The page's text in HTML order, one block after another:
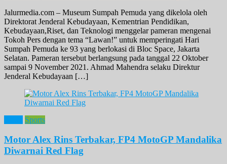
Jalurmedia.com – Museum Sumpah Pemuda yang dikelola oleh
Direktorat Jenderal Kebudayaan, Kementrian Pendidikan,
Kebudayaan,Riset, dan Teknologi menggelar pameran mengenai
Tokoh Pers dengan tema “Lawan!” untuk memperingati Hari
Sumpah Pemuda ke 93 yang berlokasi di Bloc Space, Jakarta
Selatan. Pameran tersebut berlangsung pada tanggal 22 Oktober
sampai 9 November 2021. Ahmad Mahendra selaku Direktur
Jenderal Kebudayaan […]
Sports
Motor Alex Rins Terbakar, FP4 MotoGP Mandalika
Diwarnai Red Flag